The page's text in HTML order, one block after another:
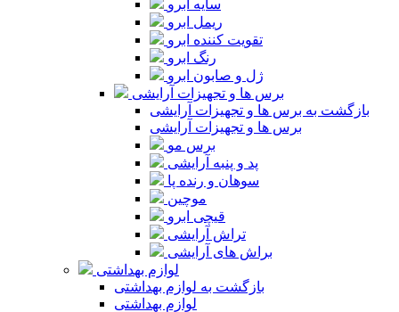
سایه ابرو
ریمل ابرو
تقویت کننده ابرو
رنگ ابرو
ژل و صابون ابرو
برس ها و تجهیزات آرایشی
بازگشت به برس ها و تجهیزات آرایشی
برس ها و تجهیزات آرایشی
برس مو
پد و پنبه آرایشی
سوهان و رنده پا
موچین
قیچی ابرو
تراش آرایشی
براش های آرایشی
لوازم بهداشتی
بازگشت به لوازم بهداشتی
لوازم بهداشتی